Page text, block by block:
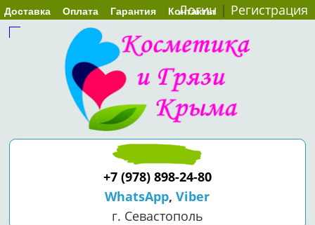
Доставка Оплата Гарантия Контакты
Логин | Регистрация
+7 (978) 898-24-80
WhatsApp,Viber
г. Севастополь